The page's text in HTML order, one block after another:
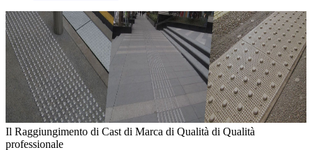
Il Raggiungimento di Cast di Marca di Qualità di Qualità
professionale